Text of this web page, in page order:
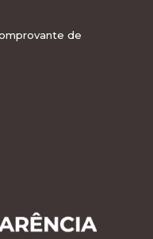
de